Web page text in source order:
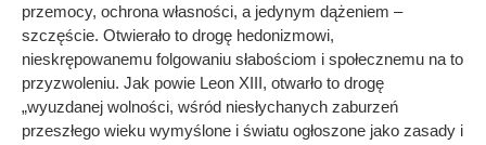
przemocy, ochrona własności, a jedynym dążeniem –
szczęście. Otwierało to drogę hedonizmowi,
nieskrępowanemu folgowaniu słabościom i społecznemu na to
przyzwoleniu. Jak powie Leon XIII, otwarło to drogę
„wyuzdanej wolności, wśród niesłychanych zaburzeń
przeszłego wieku wymyślone i światu ogłoszone jako zasady i